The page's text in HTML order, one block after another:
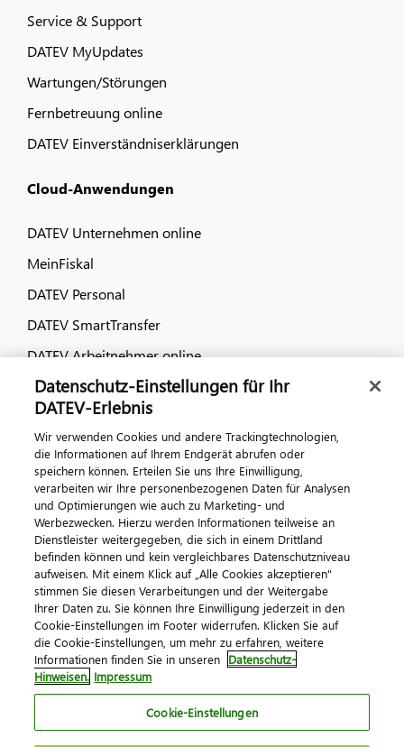
Service & Support
DATEV MyUpdates
Wartungen/Störungen
Fernbetreuung online
DATEV Einverständniserklärungen
Cloud-Anwendungen
DATEV Unternehmen online
MeinFiskal
DATEV Personal
DATEV SmartTransfer
DATEV Arbeitnehmer online
Dialog & Medien
Veranstaltungen
DATEV magazin
DATEV-Community
DATEV-Newsletter
Kontaktieren Sie uns
Datenschutz-Einstellungen für Ihr
DATEV-Erlebnis
Wir verwenden Cookies und andere Trackingtechnologien,
die Informationen auf Ihrem Endgerät abrufen oder
speichern können. Erteilen Sie uns Ihre Einwilligung,
verarbeiten wir Ihre personenbezogenen Daten für Analysen
und Optimierungen wie auch zu Marketing- und
Werbezwecken. Hierzu werden Informationen teilweise an
Dienstleister weitergegeben, die sich in einem Drittland
befinden können und kein vergleichbares Datenschutzniveau
aufweisen. Mit einem Klick auf „Alle Cookies akzeptieren"
stimmen Sie diesen Verarbeitungen und der Weitergabe
Ihrer Daten zu. Sie können Ihre Einwilligung jederzeit in den
Cookie-Einstellungen im Footer widerrufen. Klicken Sie auf
die Cookie-Einstellungen, um mehr zu erfahren, weitere
Informationen finden Sie in unseren Datenschutz-
Hinweisen. Impressum
Cookie-Einstellungen